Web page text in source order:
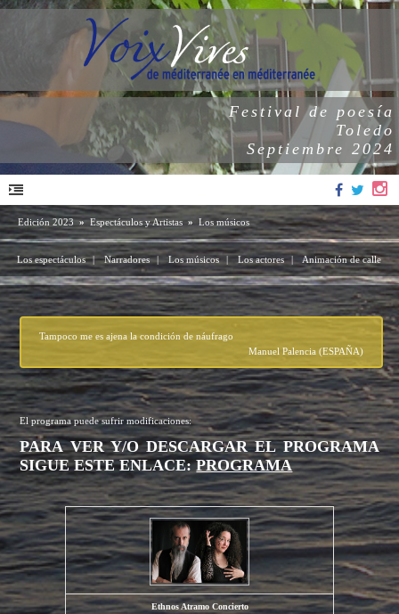
Festival de poesía
Toledo
Septiembre 2024
Edición 2023» Espectáculos y Artistas » Los músicos
Los espectáculos | Narradores | Los músicos | Los actores | Animación de calle
Tampoco me es ajena la condición de náufrago
Manuel Palencia (ESPAÑA)
El programa puede sufrir modificaciones:
PARA VER Y/O DESCARGAR EL PROGRAMA
SIGUE ESTE ENLACE:PROGRAMA
Ethnos Atramo Concierto